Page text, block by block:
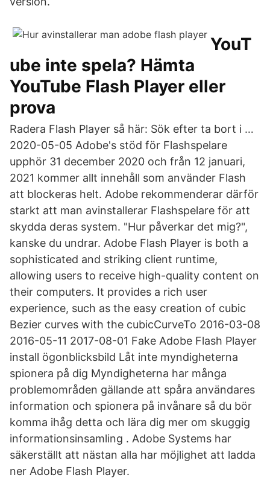
YouT
ube inte spela? Hämta
YouTube Flash Player eller
prova
Radera Flash Player så här: Sök efter ta bort i …
2020-05-05 Adobe's stöd för Flashspelare
upphör 31 december 2020 och från 12 januari,
2021 kommer allt innehåll som använder Flash
att blockeras helt. Adobe rekommenderar därför
starkt att man avinstallerar Flashspelare för att
skydda deras system. "Hur påverkar det mig?",
kanske du undrar. Adobe Flash Player is both a
sophisticated and striking client runtime,
allowing users to receive high-quality content on
their computers. It provides a rich user
experience, such as the easy creation of cubic
Bezier curves with the cubicCurveTo 2016-03-08
2016-05-11 2017-08-01 Fake Adobe Flash Player
install ögonblicksbild Låt inte myndigheterna
spionera på dig Myndigheterna har många
problemområden gällande att spåra användares
information och spionera på invånare så du bör
komma ihåg detta och lära dig mer om skuggig
informationsinsamling . Adobe Systems har
säkerställt att nästan alla har möjlighet att ladda
ner Adobe Flash Player.